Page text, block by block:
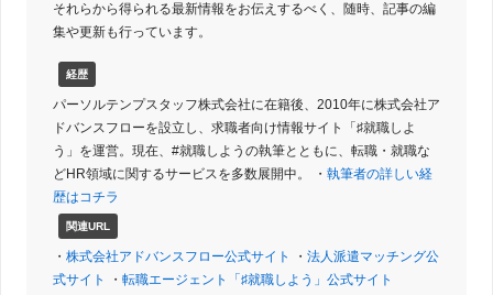
それらから得られる最新情報をお伝えするべく、随時、記事の編
集や更新も行っています。
経歴
パーソルテンプスタッフ株式会社に在籍後、2010年に株式会社ア
ドバンスフローを設立し、求職者向け情報サイト「♯就職しよ
う」を運営。現在、#就職しようの執筆とともに、転職・就職な
どHR領域に関するサービスを多数展開中。 ・ 執筆者の詳しい経
歴はコチラ
関連URL
・ 株式会社アドバンスフロー公式サイト ・ 法人派遣マッチング公
式サイト
・ 転職エージェント「♯就職しよう」公式サイト